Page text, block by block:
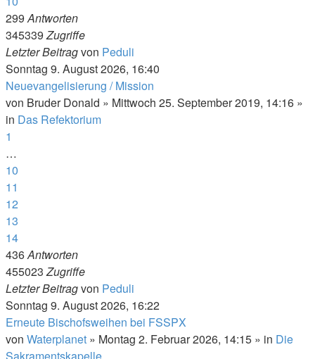
299Antworten
345339Zugriffe
Letzter Beitragvon Peduli
Sonntag 9. August 2026, 16:40
Neuevangelisierung / Mission
von Bruder Donald » Mittwoch 25. September 2019, 14:16 »
in Das Refektorium
1
…
10
11
12
13
14
436Antworten
455023Zugriffe
Letzter Beitragvon Peduli
Sonntag 9. August 2026, 16:22
Erneute Bischofsweihen bei FSSPX
von Waterplanet » Montag 2. Februar 2026, 14:15 » in Die